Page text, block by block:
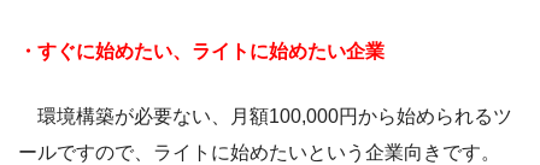
・すぐに始めたい、ライトに始めたい企業
環境構築が必要ない、月額100,000円から始められるツ
ールですので、ライトに始めたいという企業向きです。